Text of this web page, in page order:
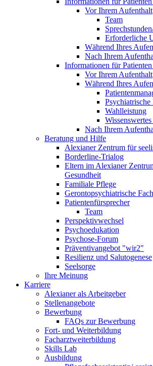
Vor Ihrem Aufenthalt
Team
Erforderliche
Während Ihres
Nach Ihrem
Informationen für
Vor Ihrem Aufenthalt
Während Ihres
Psychiatrische
Wahlleistung
Nach Ihrem
Beratung und Hilfe
Alexianer Zentrum für
Borderline-Trialog
Eltern im Alexianer
Gesundheit
Familiale Pflege
Gerontopsychiatrische
Patientenfürsprecher
Team
Perspektivwechsel
Psychoedukation
Psychose-Forum
Präventivangebot "wir2"
Resilienz und Salutogenese
Seelsorge
Ihre Meinung
Karriere
Alexianer als Arbeitgeber
Stellenangebote
Bewerbung
FAQs zur Bewerbung
Fort- und Weiterbildung
Facharztweiterbildung
Skills Lab
Ausbildung